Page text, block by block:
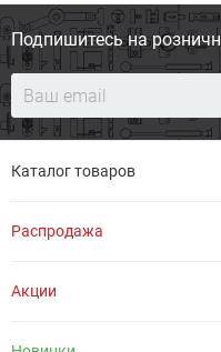
Подпишитесь на
Каталог товаров
Распродажа
Акции